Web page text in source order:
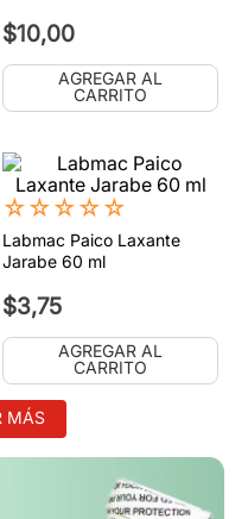
$10,00
AGREGAR AL
CARRITO
☆☆☆☆☆
Labmac Paico Laxante
Jarabe 60 ml
$3,75
AGREGAR AL
CARRITO
MÁS